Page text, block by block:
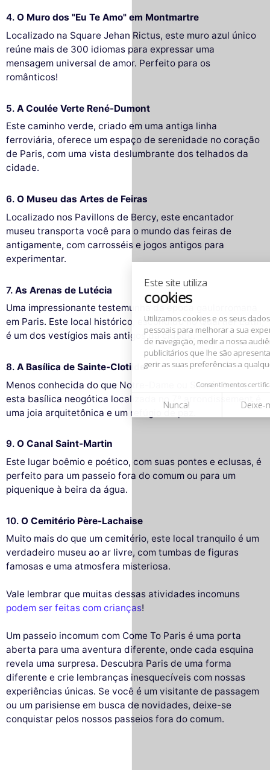
Este site utiliza
cookies
Utilizamos cookies e os seus dados
pessoais para melhorar a sua experiência
de navegação, medir a nossa audiência e personalizar os anúncios
gerir as suas preferências a qualquer momento.
Consentimentos certificados por
Nunca! Deixe-me ver Ok para mim
4. O Muro dos "Eu Te Amo" em Montmartre
Localizado na Square Jehan Rictus, este muro azul único
reúne mais de 300 idiomas para expressar uma
mensagem universal de amor. Perfeito para os
românticos!
5. A Coulée Verte René-Dumont
Este caminho verde, criado em uma antiga linha
ferroviária, oferece um espaço de serenidade no coração
de Paris, com uma vista deslumbrante dos telhados da
cidade.
6. O Museu das Artes de Feiras
Localizado nos Pavillons de Bercy, este encantador
museu transporta você para o mundo das feiras de
antigamente, com carrosséis e jogos antigos para
experimentar.
7. As Arenas de Lutécia
Uma impressionante testemunha da época gaulorromana
em Paris. Este local histórico, escondido no Quartier Latin,
é um dos vestígios mais antigos da cidade.
8. A Basílica de Sainte-Clotilde
Menos conhecida do que Notre-Dame ou Sacré-Cœur,
esta basílica neogótica localizada no 7º arrondissement é
uma joia arquitetônica e um refúgio de paz.
9. O Canal Saint-Martin
Este lugar boêmio e poético, com suas pontes e eclusas, é
perfeito para um passeio fora do comum ou para um
piquenique à beira da água.
10. O Cemitério Père-Lachaise
Muito mais do que um cemitério, este local tranquilo é um
verdadeiro museu ao ar livre, com tumbas de figuras
famosas e uma atmosfera misteriosa.
Vale lembrar que muitas dessas atividades incomuns
podem ser feitas com crianças!
Um passeio incomum com Come To Paris é uma porta
aberta para uma aventura diferente, onde cada esquina
revela uma surpresa. Descubra Paris de uma forma
diferente e crie lembranças inesquecíveis com nossas
experiências únicas. Se você é um visitante de passagem
ou um parisiense em busca de novidades, deixe-se
conquistar pelos nossos passeios fora do comum.